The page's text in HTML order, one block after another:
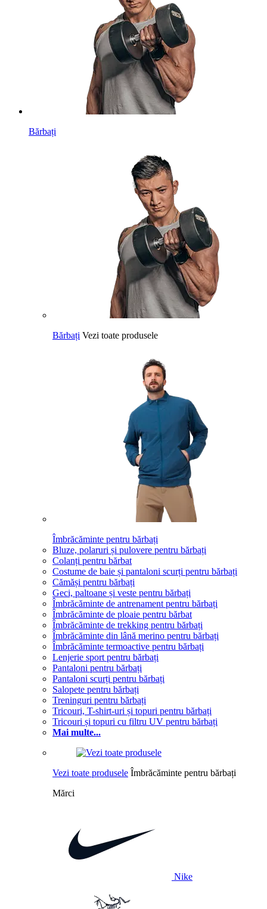
Bărbați
Bărbați Vezi toate produsele
Îmbrăcăminte pentru bărbați
Bluze, polaruri și pulovere pentru bărbați
Colanți pentru bărbat
Costume de baie și pantaloni scurți pentru bărbați
Cămăși pentru bărbați
Geci, paltoane și veste pentru bărbați
Îmbrăcăminte de antrenament pentru bărbați
Îmbrăcăminte de ploaie pentru bărbat
Îmbrăcăminte de trekking pentru bărbați
Îmbrăcăminte din lână merino pentru bărbați
Îmbrăcăminte termoactive pentru bărbați
Lenjerie sport pentru bărbați
Pantaloni pentru bărbați
Pantaloni scurți pentru bărbați
Salopete pentru bărbați
Treninguri pentru bărbați
Tricouri, T-shirt-uri și topuri pentru bărbați
Tricouri și topuri cu filtru UV pentru bărbați
Mai multe...
Vezi toate produsele Îmbrăcăminte pentru bărbați
Mărci
Nike